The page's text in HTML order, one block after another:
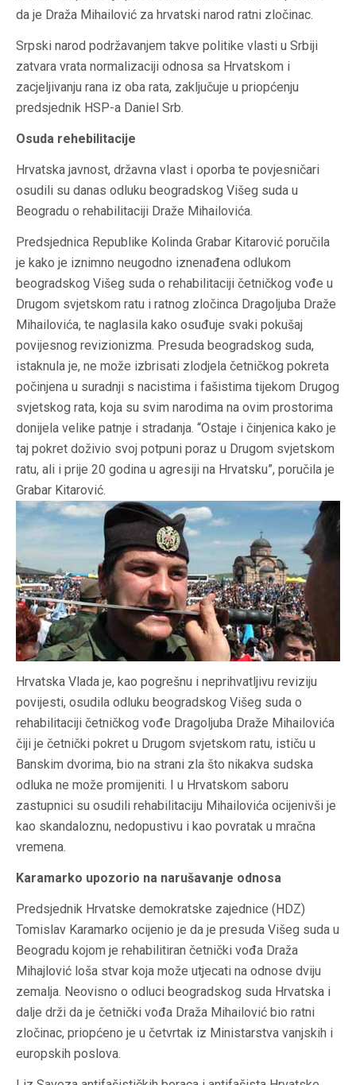
da je Draža Mihailović za hrvatski narod ratni zločinac.
Srpski narod podržavanjem takve politike vlasti u Srbiji
zatvara vrata normalizaciji odnosa sa Hrvatskom i
zacjeljivanju rana iz oba rata, zaključuje u priopćenju
predsjednik HSP-a Daniel Srb.
Osuda rehebilitacije
Hrvatska javnost, državna vlast i oporba te povjesničari
osudili su danas odluku beogradskog Višeg suda u
Beogradu o rehabilitaciji Draže Mihailovića.
Predsjednica Republike Kolinda Grabar Kitarović poručila
je kako je iznimno neugodno iznenađena odlukom
beogradskog Višeg suda o rehabilitaciji četničkog vođe u
Drugom svjetskom ratu i ratnog zločinca Dragoljuba Draže
Mihailovića, te naglasila kako osuđuje svaki pokušaj
povijesnog revizionizma. Presuda beogradskog suda,
istaknula je, ne može izbrisati zlodjela četničkog pokreta
počinjena u suradnji s nacistima i fašistima tijekom Drugog
svjetskog rata, koja su svim narodima na ovim prostorima
donijela velike patnje i stradanja. “Ostaje i činjenica kako je
taj pokret doživio svoj potpuni poraz u Drugom svjetskom
ratu, ali i prije 20 godina u agresiji na Hrvatsku”, poručila je
Grabar Kitarović.
Hrvatska Vlada je, kao pogrešnu i neprihvatljivu reviziju
povijesti, osudila odluku beogradskog Višeg suda o
rehabilitaciji četničkog vođe Dragoljuba Draže Mihailovića
čiji je četnički pokret u Drugom svjetskom ratu, ističu u
Banskim dvorima, bio na strani zla što nikakva sudska
odluka ne može promijeniti. I u Hrvatskom saboru
zastupnici su osudili rehabilitaciju Mihailovića ocijenivši je
kao skandaloznu, nedopustivu i kao povratak u mračna
vremena.
Karamarko upozorio na narušavanje odnosa
Predsjednik Hrvatske demokratske zajednice (HDZ)
Tomislav Karamarko ocijenio je da je presuda Višeg suda u
Beogradu kojom je rehabilitiran četnički vođa Draža
Mihajlović loša stvar koja može utjecati na odnose dviju
zemalja. Neovisno o odluci beogradskog suda Hrvatska i
dalje drži da je četnički vođa Draža Mihailović bio ratni
zločinac, priopćeno je u četvrtak iz Ministarstva vanjskih i
europskih poslova.